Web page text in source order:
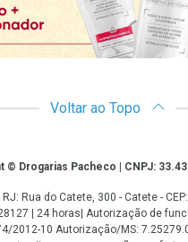
Voltar ao Topo
© Drogarias Pacheco | CNPJ:
Rua do Catete, 300 - Catete -
| 24 horas| Autorização de
2012-10 Autorização/MS: